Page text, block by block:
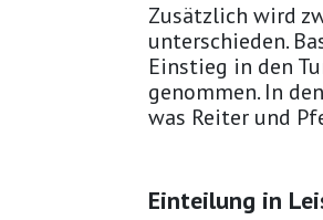
Zusätzlich wird
unterschieden.
Einstieg in den
genommen. In
was Reiter und
Einteilung in